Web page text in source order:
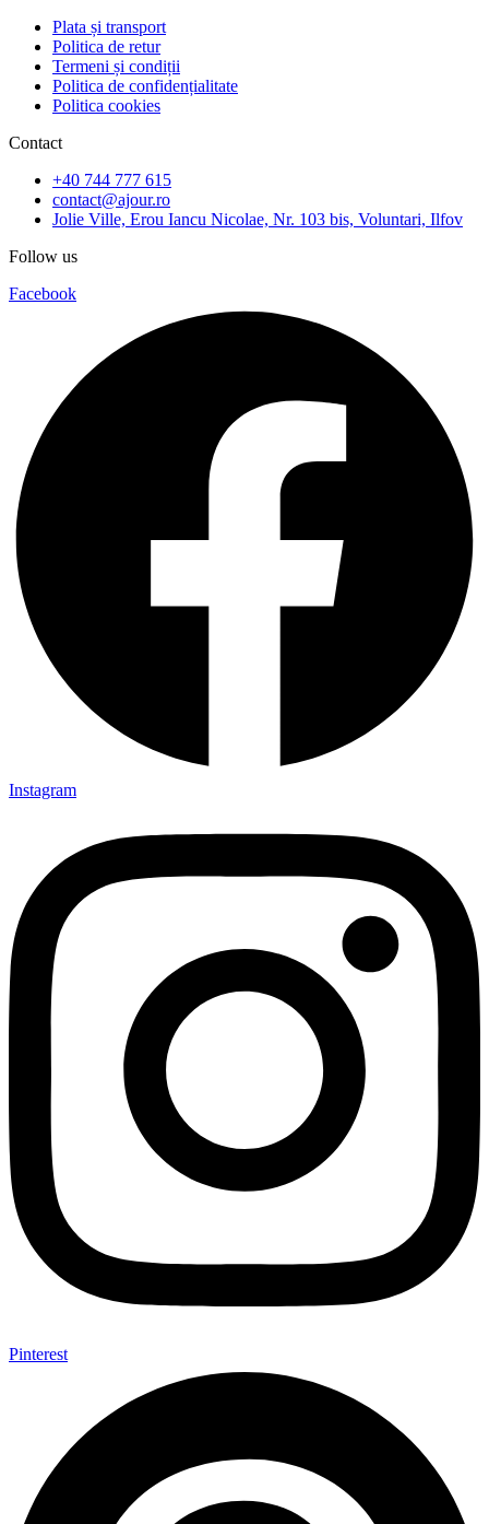
Plata și transport
Politica de retur
Termeni și condiții
Politica de confidențialitate
Politica cookies
Contact
+40 744 777 615
contact@ajour.ro
Jolie Ville, Erou Iancu Nicolae, Nr. 103 bis, Voluntari, Ilfov
Follow us
Facebook
Instagram
Pinterest